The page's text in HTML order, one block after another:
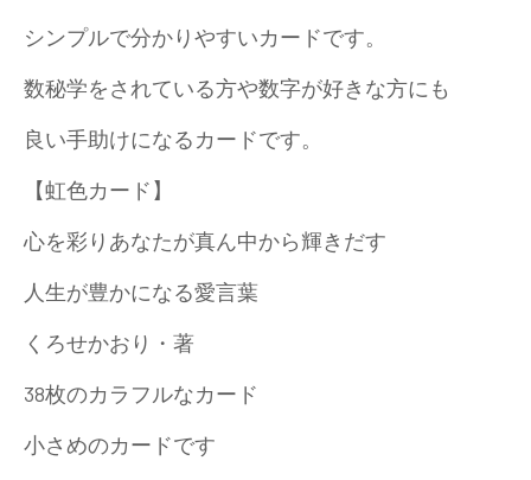
シンプルで分かりやすいカードです。
数秘学をされている方や数字が好きな方にも
良い手助けになるカードです。
【虹色カード】
心を彩りあなたが真ん中から輝きだす
人生が豊かになる愛言葉
くろせかおり・著
38枚のカラフルなカード
小さめのカードです